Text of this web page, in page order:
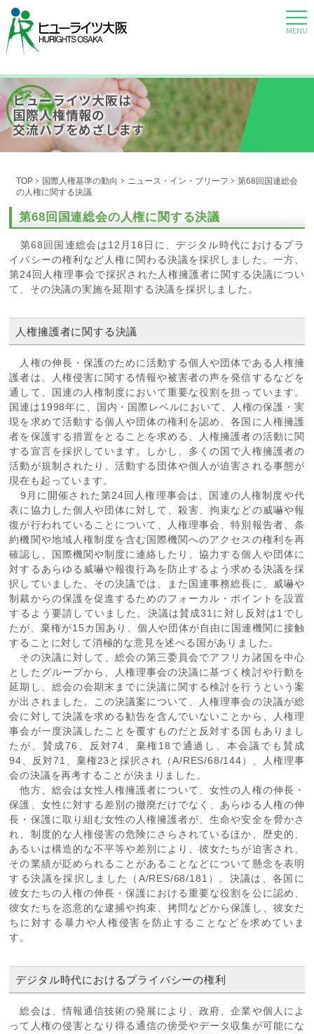
MENU
ヒューライツ大阪は
国際人権情報の
交流ハブをめざします
TOP 国際人権基準の動向 ニュース・イン・ブリーフ
第68回国連総会
の人権に関する決議
第68回国連総会の人権に関する決議
第68回国連総会は12月18日に、デジタル時代におけるプラ
イバシーの権利など人権に関わる決議を採択しました。一方、
第24回人権理事会で採択された人権擁護者に関する決議につい
て、その決議の実施を延期する決議を採択しました。
人権擁護者に関する決議
人権の伸長・保護のために活動する個人や団体である人権擁
護者は、人権侵害に関する情報や被害者の声を発信するなどを
通して、国連の人権制度において重要な役割を担っています。
国連は1998年に、国内・国際レベルにおいて、人権の保護・実
現を求めて活動する個人や団体の権利を認め、各国に人権擁護
者を保護する措置をとることを求める、人権擁護者の活動に関
する宣言を採択しています。しかし、多くの国で人権擁護者の
活動が規制されたり、活動する団体や個人が迫害される事態が
現在も起っています。
9月に開催された第24回人権理事会は、国連の人権制度や代
表に協力した個人や団体に対して、殺害、拘束などの威嚇や報
復が行われていることについて、人権理事会、特別報告者、条
約機関や地域人権制度を含む国際機関へのアクセスの権利を再
確認し、国際機関や制度に連絡したり、協力する個人や団体に
対するあらゆる威嚇や報復行為を防止するよう求める決議を採
択していました。その決議では、また国連事務総長に、威嚇や
制裁からの保護を促進するためのフォーカル・ポイントを設置
するよう要請していました。決議は賛成31に対し反対は1でし
たが、棄権が15カ国あり、個人や団体が自由に国連機関に接触
することに対して消極的な意見を述べる国がありました。
その決議に対して、総会の第三委員会でアフリカ諸国を中心
としたグループから、人権理事会の決議に基づく検討や行動を
延期し、総会の会期末までに決議に関する検討を行うという案
が出されました。この決議案について、人権理事会の決議が総
会に対して決議を求める勧告を含んでいないことから、人権理
事会が一度決議したことを覆すものだと反対する国もありまし
たが、賛成76、反対74、棄権18で通過し、本会議でも賛成
94、反対71、棄権23と採択され（A/RES/68/144）、人権理事
会の決議を再考することが決まりました。
他方、総会は女性人権擁護者について、女性の人権の伸長・
保護、女性に対する差別の撤廃だけでなく、あらゆる人権の伸
長・保護に取り組む女性の人権擁護者が、生命や安全を脅かさ
れ、制度的な人権侵害の危険にさらされているほか、歴史的、
あるいは構造的な不平等や差別により、彼女たちが迫害され、
その業績が貶められることがあることなどについて懸念を表明
する決議を採択しました（A/RES/68/181）。決議は、各国に
彼女たちの人権の伸長・保護における重要な役割を公に認め、
彼女たちを恣意的な逮捕や拘束、拷問などから保護し、彼女た
ちに対する暴力や人権侵害を防止することなどを求めていま
す。
デジタル時代におけるプライバシーの権利
総会は、情報通信技術の発展により、政府、企業や個人によ
って人権の侵害となり得る通信の傍受やデータ収集が可能にな